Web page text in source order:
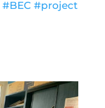
#BEC #project